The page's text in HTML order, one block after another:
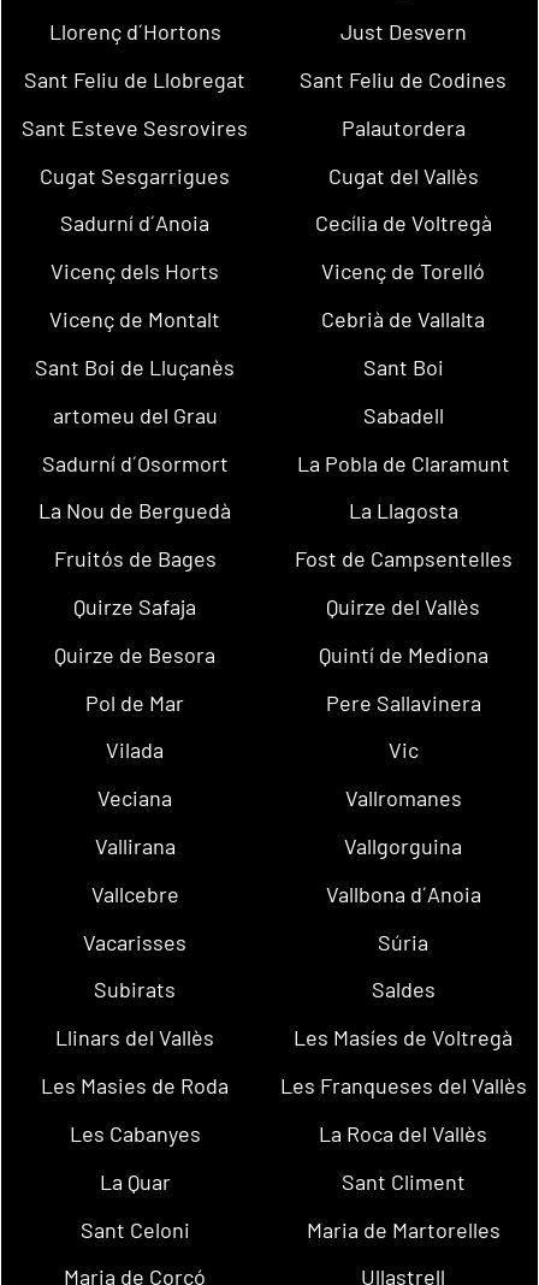
Llorenç d´Hortons
Just Desvern
Sant Feliu de Llobregat
Sant Feliu de Codines
Sant Esteve Sesrovires
Palautordera
Cugat Sesgarrigues
Cugat del Vallès
Sadurní d´Anoia
Cecília de Voltregà
Vicenç dels Horts
Vicenç de Torelló
Vicenç de Montalt
Cebrià de Vallalta
Sant Boi de Lluçanès
Sant Boi
artomeu del Grau
Sabadell
Sadurní d´Osormort
La Pobla de Claramunt
La Nou de Berguedà
La Llagosta
Fruitós de Bages
Fost de Campsentelles
Quirze Safaja
Quirze del Vallès
Quirze de Besora
Quintí de Mediona
Pol de Mar
Pere Sallavinera
Vilada
Vic
Veciana
Vallromanes
Vallirana
Vallgorguina
Vallcebre
Vallbona d´Anoia
Vacarisses
Súria
Subirats
Saldes
Llinars del Vallès
Les Masíes de Voltregà
Les Masies de Roda
Les Franqueses del Vallès
Les Cabanyes
La Roca del Vallès
La Quar
Sant Climent
Sant Celoni
Maria de Martorelles
Maria de Corcó
Ullastrell